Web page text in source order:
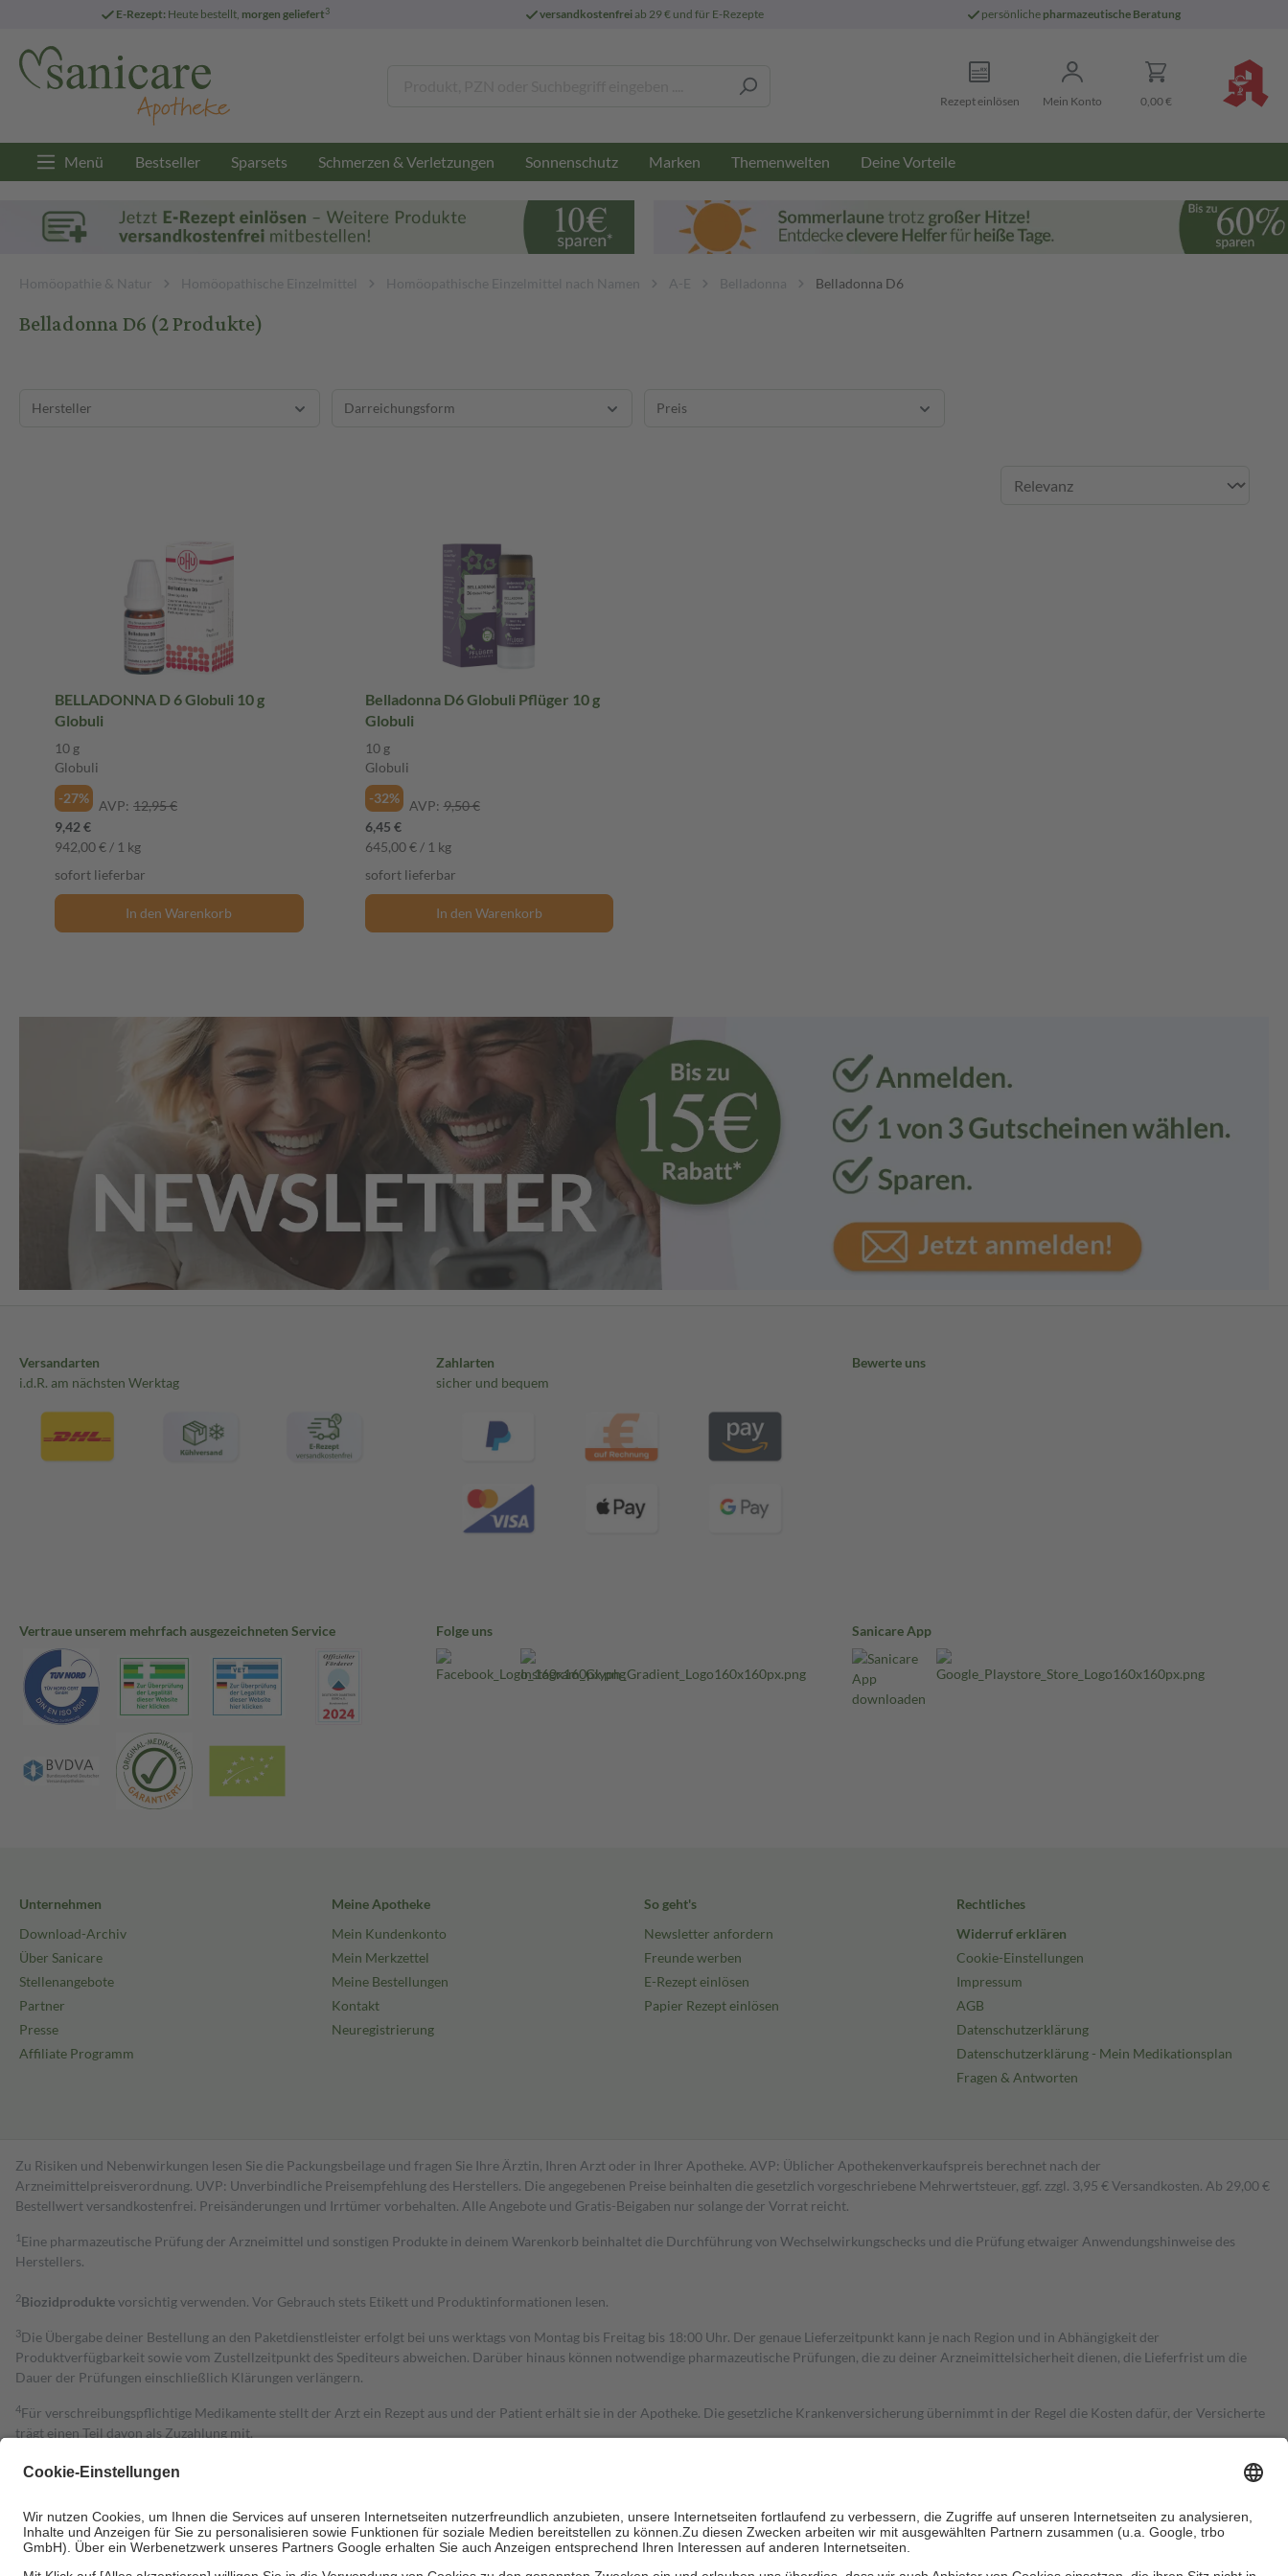
E-Rezept: Heute bestellt, morgen geliefert3 versandkostenfreiab 29 € und für E-Rezepte persönliche pharmazeutische Beratung
Rezept einlösen Mein Konto 0,00 €
Menü Bestseller Sparsets Schmerzen & Verletzungen Sonnenschutz Marken Themenwelten Deine Vorteile
Homöopathie & Natur Homöopathische Einzelmittel Homöopathische Einzelmittel nach Namen A-E Belladonna Belladonna D6
Belladonna D6(2 Produkte)
Hersteller Darreichungsform Preis
BELLADONNA D 6 Globuli 10 g
Globuli
10 g
Globuli
-27%
AVP: 12,95 €
9,42 €
942,00 € / 1 kg
sofort lieferbar
In den Warenkorb
Belladonna D6 Globuli Pflüger 10 g
Globuli
10 g
Globuli
-32%
AVP: 9,50 €
6,45 €
645,00 € / 1 kg
sofort lieferbar
In den Warenkorb
Versandarten
i.d.R. am nächsten Werktag
Zahlarten
sicher und bequem
Bewerte uns
Vertraue unserem mehrfach ausgezeichneten Service Folge uns Sanicare App
Unternehmen
Download-Archiv
Über Sanicare
Stellenangebote
Partner
Presse
Affiliate Programm
Meine Apotheke
Mein Kundenkonto
Mein Merkzettel
Meine Bestellungen
Kontakt
Neuregistrierung
So geht's
Newsletter anfordern
Freunde werben
E-Rezept einlösen
Papier Rezept einlösen
Rechtliches
Widerruf erklären
Cookie-Einstellungen
Impressum
AGB
Datenschutzerklärung
Datenschutzerklärung - Mein Medikationsplan
Fragen & Antworten
Zu Risiken und Nebenwirkungen lesen Sie die Packungsbeilage und fragen Sie Ihre Ärztin, Ihren Arzt oder in Ihrer Apotheke. AVP: Üblicher Apothekenverkaufspreis berechnet nach der
Arzneimittelpreisverordnung. UVP: Unverbindliche Preisempfehlung des Herstellers. Die angegebenen Preise beinhalten die gesetzlich vorgeschriebene Mehrwertsteuer, ggf. zzgl. 3,95 € Versandkosten. Ab 29,00 €
Bestell­wert versand­kosten­frei. Preisänderungen und Irrtümer vorbehalten. Alle Angebote und Gratis-Beigaben nur solange der Vorrat reicht.
1 Eine pharmazeutische Prüfung der Arzneimittel und sonstigen Produkte in deinem Warenkorb beinhaltet die Durchführung von Wechselwirkungschecks und die Prüfung etwaiger Anwendungshinweise des
Herstellers.
2Biozidproduktevorsichtig verwenden. Vor Gebrauch stets Etikett und Produktinformationen lesen.
3Die Übergabe deiner Bestellung an den Paketdienstleister erfolgt bei uns werktags von Montag bis Freitag bis 18:00 Uhr. Der genaue Lieferzeitpunkt kann je nach Region und in Abhängigkeit der
Produktverfügbarkeit sowie vom Zustellzeitpunkt des Spediteurs abweichen. Darüber hinaus können notwendige pharmazeutische Prüfungen, die zu deiner Arzneimittelsicherheit dienen, die Lieferfrist um die
Dauer der Prüfungen einschließlich Klärungen verlängern.
4Für verschreibungspflichtige Medikamente stellt der Arzt ein Rezept aus und der Patient erhält sie in der Apotheke. Die gesetzliche Krankenversicherung übernimmt in der Regel die Kosten dafür, der Versicherte
trägt einen Teil davon als Zuzahlung mit.
zu entrichten.
Bei Heilmitteln und häuslicher Krankenpflege beträgt die Zuzahlung zehn Prozent der Kosten sowie zehn Euro je Verordnung.
Um das Engagement der Versicherten für ihre eigene Gesundheit zu stärken und die besondere Stellung der Familie zu unterstützen, fallenkeine Zuzahlungenan bei:
• Kindern und Jugendlichen bis zum vollendeten 18. Lebensjahr mit Ausnahme der Fahrkosten